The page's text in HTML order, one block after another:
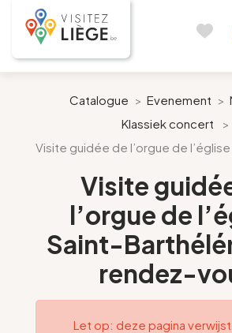
Bereid mijn verblijf voor
Onze suggesties
Pays de Liège
Agenda
Catalogue > Evenement >
Klassiek concert
>
Visite guidée de l’orgue de
Visite
l’orgue de
Saint-
rendez-
Let op: deze pagina verwijst